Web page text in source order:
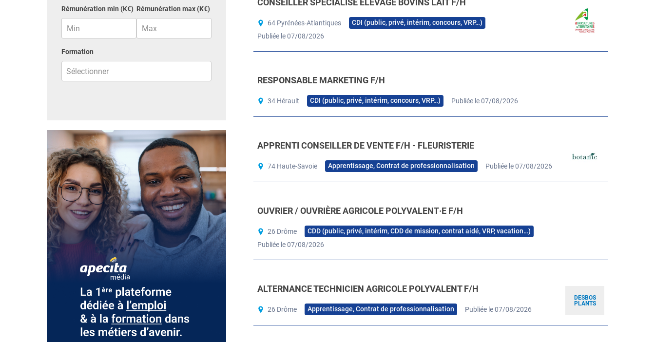
Rémunération min (K€) Rémunération max (K€)
Formation
CONSEILLER SPÉCIALISÉ ÉLEVAGE BOVINS LAIT F/H
64 Pyrénées-Atlantiques
CDI (public, privé, intérim, concours, VRP…)
Publiée le 07/08/2026
RESPONSABLE MARKETING F/H
34 Hérault CDI (public, privé, intérim, concours, VRP…) Publiée le 07/08/2026
APPRENTI CONSEILLER DE VENTE F/H - FLEURISTERIE
74 Haute-Savoie Apprentissage, Contrat de professionnalisation Publiée le 07/08/2026
OUVRIER / OUVRIÈRE AGRICOLE POLYVALENT·E F/H
26 Drôme
CDD (public, privé, intérim, CDD de mission, contrat aidé, VRP, vacation…)
Publiée le 07/08/2026
DESBOS
PLANTS
ALTERNANCE TECHNICIEN AGRICOLE POLYVALENT F/H
26 Drôme Apprentissage, Contrat de professionnalisation Publiée le 07/08/2026